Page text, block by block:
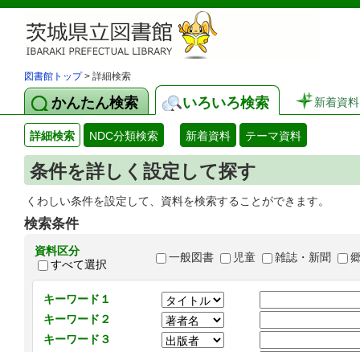
図書館トップ> 詳細検索
かんたん検索 いろいろ検索 新着資料
詳細検索 NDC分類検索 新着資料 テーマ資料
条件を詳しく設定して探す
くわしい条件を設定して、資料を検索することができます。
検索条件
資料区分
すべて選択
一般図書 児童 雑誌・新聞
キーワード１
キーワード２
キーワード３